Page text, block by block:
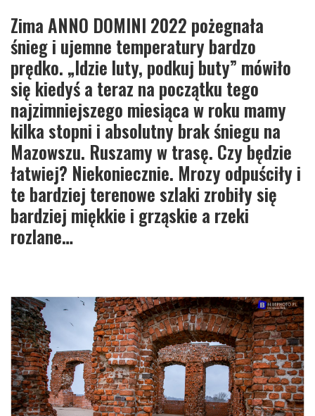
Zima ANNO DOMINI 2022 pożegnała
śnieg i ujemne temperatury bardzo
prędko. „Idzie luty, podkuj buty” mówiło
się kiedyś a teraz na początku tego
najzimniejszego miesiąca w roku mamy
kilka stopni i absolutny brak śniegu na
Mazowszu. Ruszamy w trasę. Czy będzie
łatwiej? Niekoniecznie. Mrozy odpuściły i
te bardziej terenowe szlaki zrobiły się
bardziej miękkie i grząskie a rzeki
rozlane…